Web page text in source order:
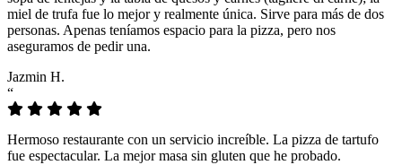
miel de trufa fue lo mejor y realmente única. Sirve para más de dos
personas. Apenas teníamos espacio para la pizza, pero nos
aseguramos de pedir una.
Jazmin H.
“
Hermoso restaurante con un servicio increíble. La pizza de tartufo
fue espectacular. La mejor masa sin gluten que he probado.